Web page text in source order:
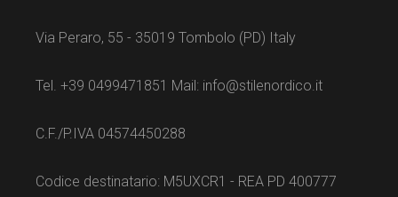
Via Peraro, 55 - 35019 Tombolo (PD) Italy
Tel. +39 0499471851 Mail: info@stilenordico.it
C.F./P.IVA 04574450288
Codice destinatario: M5UXCR1 - REA PD 400777